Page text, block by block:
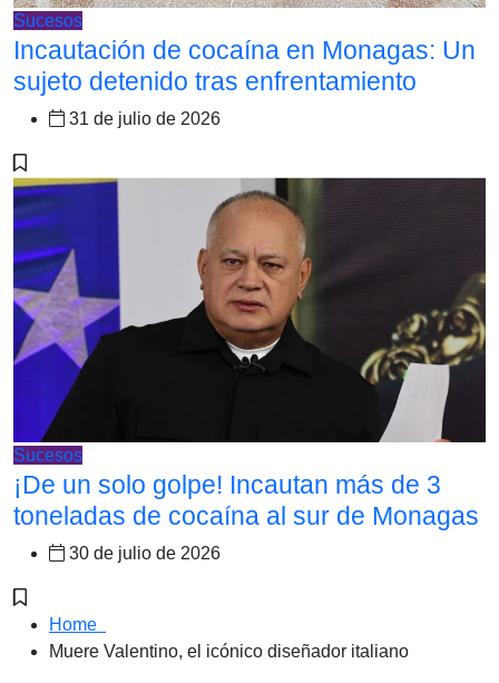
Sucesos
Incautación de cocaína en Monagas: Un
sujeto detenido tras enfrentamiento
31 de julio de 2026
Sucesos
¡De un solo golpe! Incautan más de 3
toneladas de cocaína al sur de Monagas
30 de julio de 2026
Home
Muere Valentino, el icónico diseñador italiano